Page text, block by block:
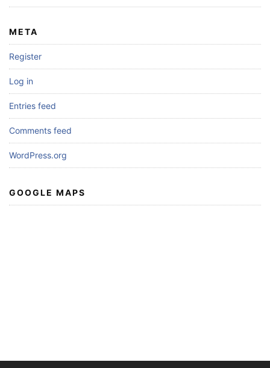
META
Register
Log in
Entries feed
Comments feed
WordPress.org
GOOGLE MAPS